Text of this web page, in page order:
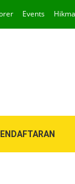
Events